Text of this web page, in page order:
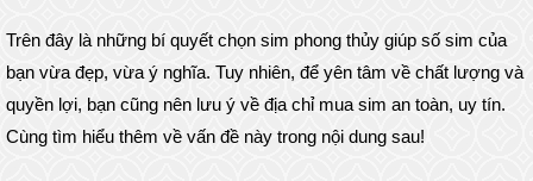
Trên đây là những bí quyết chọn sim phong thủy giúp số sim của
bạn vừa đẹp, vừa ý nghĩa. Tuy nhiên, để yên tâm về chất lượng và
quyền lợi, bạn cũng nên lưu ý về địa chỉ mua sim an toàn, uy tín.
Cùng tìm hiểu thêm về vấn đề này trong nội dung sau!